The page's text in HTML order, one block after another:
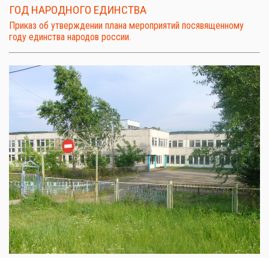
ГОД НАРОДНОГО ЕДИНСТВА
Приказ об утверждении плана мероприятий посявященному
году единства народов россии.